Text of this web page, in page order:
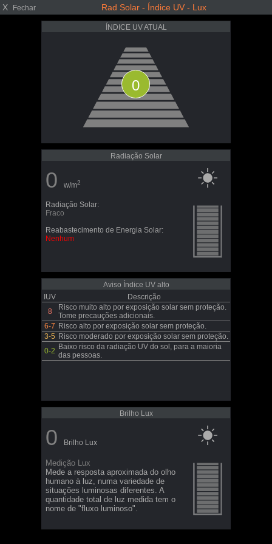
X Fechar Rad Solar - Índice UV - Lux
ÍNDICE UV ATUAL
0
Radiação Solar
0 w/m2
Radiação Solar:
Fraco
Reabastecimento de Energia Solar:
Nenhum
Aviso Índice UV alto
IUV
Descrição
8
Risco muito alto por exposição solar sem proteção.
Tome precauções adicionais.
6-7 Risco alto por exposição solar sem proteção.
3-5 Risco moderado por exposição solar sem proteção.
0-2 Baixo risco da radiação UV do sol, para a maioria
das pessoas.
Brilho Lux
0 Brilho Lux
Medição Lux
Mede a resposta aproximada do olho
humano à luz, numa variedade de
situações luminosas diferentes. A
quantidade total de luz medida tem o
nome de "fluxo luminoso".